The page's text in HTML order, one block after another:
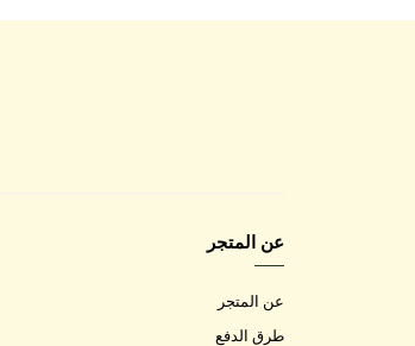
عن المتجر
عن المتجر
طرق الدفع